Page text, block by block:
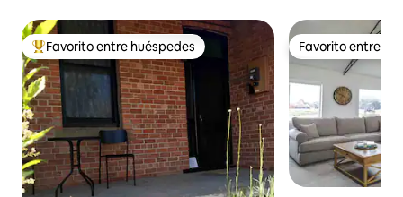
Favorito entre huéspedes preferido
Favorito entre huéspedes Favorito entre
Favorito entre